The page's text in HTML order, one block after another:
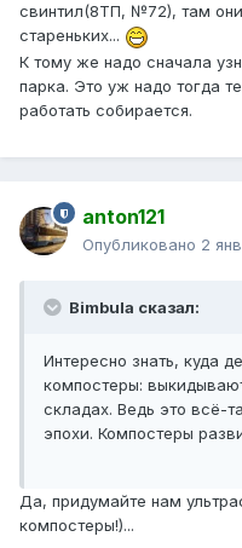
свинтил(8ТП, №72), там
стареньких...
К тому же надо сначала
парка. Это уж надо тогда
работать собирается.
anton121
Опубликовано 2
Bimbula сказал:
Интересно знать, куда
компостеры:
складах. Ведь это всё-
эпохи. Компостеры
Да, придумайте нам
компостеры!)...